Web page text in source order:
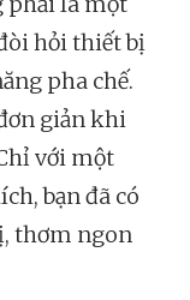
hỏi thiết bị
pha chế.
giản khi
với một
bạn đã có
thơm ngon